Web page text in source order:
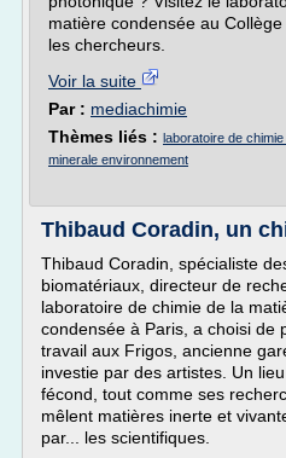
matière condensée au
les chercheurs.
Voir la suite
Par : mediachimie
Thèmes liés : laboratoire de
minerale environnement
Thibaud Coradin, un
Thibaud Coradin, spécialiste
biomatériaux, directeur de
laboratoire de chimie de la
condensée à Paris, a choisi de
travail aux Frigos, ancienne
investie par des artistes. Un
fécond, tout comme ses
mêlent matières inerte et
par... les scientifiques.